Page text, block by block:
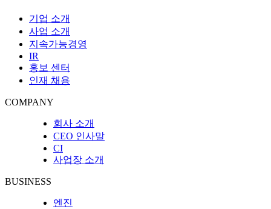
기업 소개
사업 소개
지속가능경영
IR
홍보 센터
인재 채용
COMPANY
회사 소개
CEO 인사말
CI
사업장 소개
BUSINESS
엔진